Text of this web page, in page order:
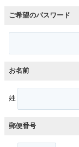
ご希望のパスワード
お名前
姓
郵便番号